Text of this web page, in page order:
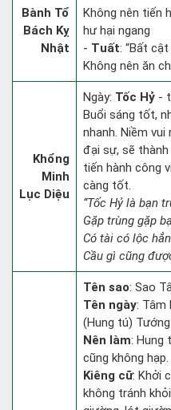
Bành Tổ
Bách Kỵ
Nhật
Không nên tiến
hư hại ngang
- Tuất: “Bất
Không nên ăn
Khổng
Minh
Lục Diệu
Ngày: Tốc Hỷ -
Buổi sáng tốt,
nhanh. Niềm
đại sự, sẽ
tiến hành công
càng tốt.
“Tốc Hỷ là bạn
Gặp trùng gặp
Có tài có lộc
Cầu gì cũng
Tên sao: Sao
Tên ngày: Tâm
(Hung tú)
Nên làm: Hung
cũng không hạp.
Kiêng cữ: Khởi
không tránh